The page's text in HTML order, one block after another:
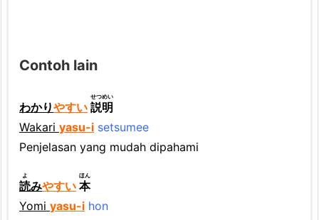
Contoh lain
わかりやすい 説明
せつめい
Wakari yasu-i setsumee
Penjelasan yang mudah dipahami
読
よ
みやすい 本
ほん
Yomi yasu-i hon